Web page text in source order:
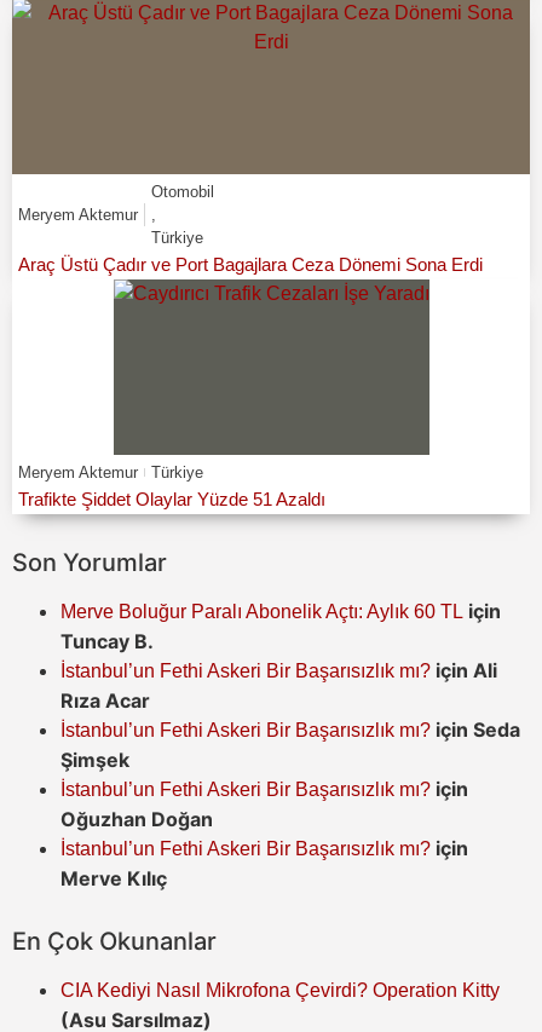
Meryem Aktemur
Otomobil
,
Türkiye
Araç Üstü Çadır ve Port Bagajlara Ceza Dönemi Sona Erdi
Meryem Aktemur Türkiye
Trafikte Şiddet Olaylar Yüzde 51 Azaldı
Son Yorumlar
Merve Boluğur Paralı Abonelik Açtı: Aylık 60 TL için
Tuncay B.
İstanbul’un Fethi Askeri Bir Başarısızlık mı? için Ali
Rıza Acar
İstanbul’un Fethi Askeri Bir Başarısızlık mı? için Seda
Şimşek
İstanbul’un Fethi Askeri Bir Başarısızlık mı? için
Oğuzhan Doğan
İstanbul’un Fethi Askeri Bir Başarısızlık mı? için
Merve Kılıç
En Çok Okunanlar
CIA Kediyi Nasıl Mikrofona Çevirdi? Operation Kitty
(Asu Sarsılmaz)